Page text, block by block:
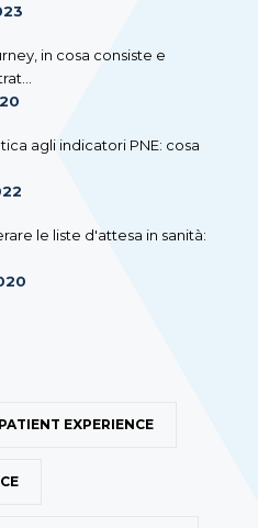
in cosa consiste e
agli indicatori PNE: cosa
le liste d'attesa in sanità:
PATIENT EXPERIENCE